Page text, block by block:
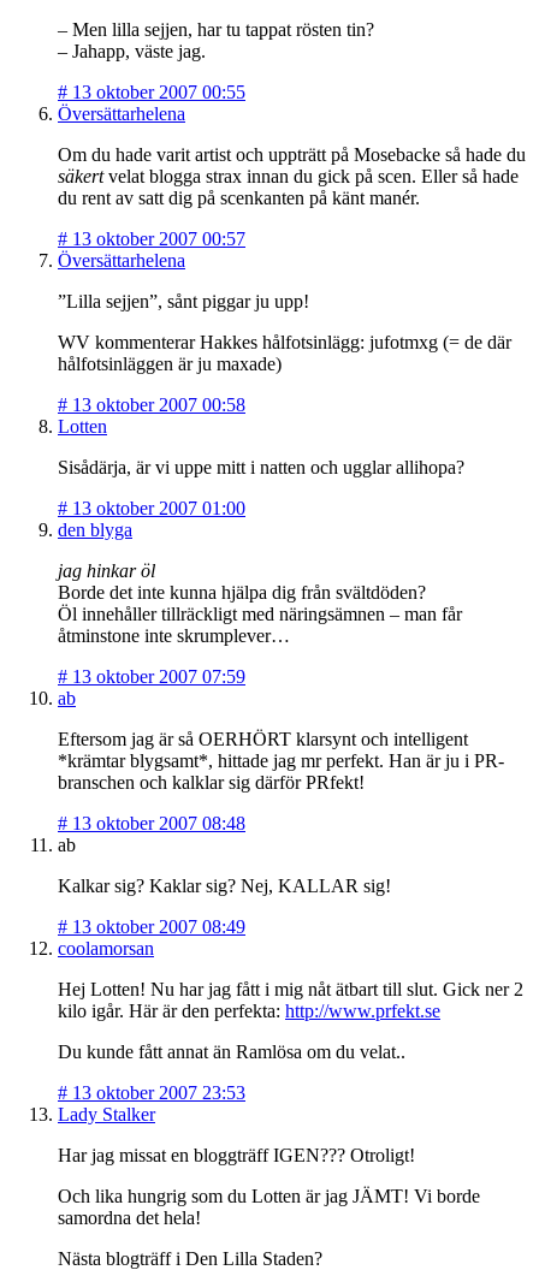
– Men lilla sejjen, har tu tappat rösten tin?
– Jahapp, väste jag.
# 13 oktober 2007 00:55
Översättarhelena
Om du hade varit artist och uppträtt på Mosebacke så hade du
säkertvelat blogga strax innan du gick på scen. Eller så hade
du rent av satt dig på scenkanten på känt manér.
# 13 oktober 2007 00:57
Översättarhelena
”Lilla sejjen”, sånt piggar ju upp!
WV kommenterar Hakkes hålfotsinlägg: jufotmxg (= de där
hålfotsinläggen är ju maxade)
# 13 oktober 2007 00:58
Lotten
Sisådärja, är vi uppe mitt i natten och ugglar allihopa?
# 13 oktober 2007 01:00
den blyga
jag hinkar öl
Borde det inte kunna hjälpa dig från svältdöden?
Öl innehåller tillräckligt med näringsämnen – man får
åtminstone inte skrumplever…
# 13 oktober 2007 07:59
ab
Eftersom jag är så OERHÖRT klarsynt och intelligent
*krämtar blygsamt*, hittade jag mr perfekt. Han är ju i PR-
branschen och kalklar sig därför PRfekt!
# 13 oktober 2007 08:48
ab
Kalkar sig? Kaklar sig? Nej, KALLAR sig!
# 13 oktober 2007 08:49
coolamorsan
Hej Lotten! Nu har jag fått i mig nåt ätbart till slut. Gick ner 2
kilo igår. Här är den perfekta: http://www.prfekt.se
Du kunde fått annat än Ramlösa om du velat..
# 13 oktober 2007 23:53
Lady Stalker
Har jag missat en bloggträff IGEN??? Otroligt!
Och lika hungrig som du Lotten är jag JÄMT! Vi borde
samordna det hela!
Nästa blogträff i Den Lilla Staden?